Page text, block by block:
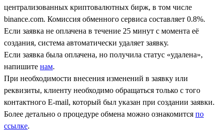
централизованных криптовалютных бирж, в том числе
binance.com. Комиссия обменного сервиса составляет 0.8%.
Если заявка не оплачена в течение 25 минут с момента её
создания, система автоматически удаляет заявку.
Если заявка была оплачена, но получила статус «удалена»,
напишите нам.
При необходимости внесения изменений в заявку или
реквизиты, клиенту необходимо обращаться только с того
контактного Е-mail, который был указан при создании заявки.
Более детально о процедуре обмена можно ознакомится по
ссылке.